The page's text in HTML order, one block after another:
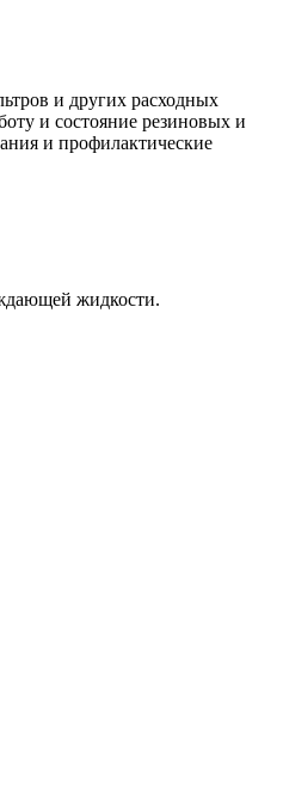
и других расходных
и состояние резиновых и
и профилактические
жидкости.